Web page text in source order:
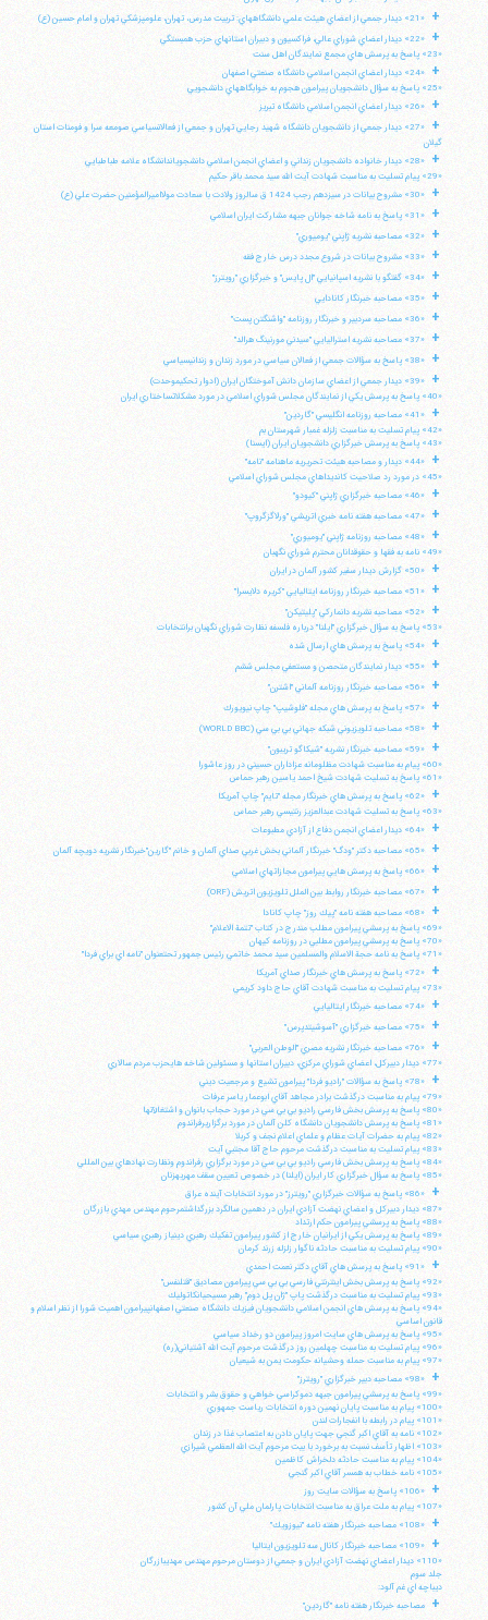
+ «21» ديدار جمعي از اعضاي هيئت علمي دانشگاههاي: تربيت مدرس، تهران، علومپزشكي تهران و امام حسين (ع)
+
«22» ديدار اعضاي شوراي عالي، فراكسيون و دبيران استانهاي حزب همبستگي
«23» پاسخ به پرسش هاي مجمع نمايندگان اهل سنت
+
«24» ديدار اعضاي انجمن اسلامي دانشگاه صنعتي اصفهان
«25» پاسخ به سؤال دانشجويان پيرامون هجوم به خوابگاههاي دانشجويي
+ «26» ديدار اعضاي انجمن اسلامي دانشگاه تبريز
+
«27» ديدار جمعي از دانشجويان دانشگاه شهيد رجايي تهران و جمعي از فعالانسياسي صومعه سرا و فومنات استان
گيلان
+
«28» ديدار خانواده دانشجويان زنداني و اعضاي انجمن اسلامي دانشجوياندانشگاه علامه طباطبايي
«29» پيام تسليت به مناسبت شهادت آيت الله سيد محمد باقر حكيم
+ «30» مشروح بيانات در سيزدهم رجب 1424 ق سالروز ولادت با سعادت مولااميرالمؤمنين حضرت علي (ع)
+ «31» پاسخ به نامه شاخه جوانان جبهه مشاركت ايران اسلامي
+ «32» مصاحبه نشريه ژاپني "يوميوري"
+ «33» مشروح بيانات در شروع مجدد درس خارج فقه
+ «34» گفتگو با نشريه اسپانيايي "ال پايس" و خبرگزاري "رويترز"
+ «35» مصاحبه خبرنگار كانادايي
+ «36» مصاحبه سردبير و خبرنگار روزنامه "واشنگتن پست"
+ «37» مصاحبه نشريه استراليايي "سيدني مورنينگ هرالد"
+ «38» پاسخ به سؤالات جمعي از فعالان سياسي در مورد زندان و زندانيسياسي
+
«39» ديدار جمعي از اعضاي سازمان دانش آموختگان ايران (ادوار تحكيموحدت)
«40» پاسخ به پرسش يكي از نمايندگان مجلس شوراي اسلامي در مورد مشكلاتساختاري ايران
+
«41» مصاحبه روزنامه انگليسي "گاردين"
«42» پيام تسليت به مناسبت زلزله غمبار شهرستان بم
«43» پاسخ به پرسش خبرگزاري دانشجويان ايران (ايسنا)
+
«44» ديدار و مصاحبه هيئت تحريريه ماهنامه "نامه"
«45» در مورد رد صلاحيت كانديداهاي مجلس شوراي اسلامي
+ «46» مصاحبه خبرگزاري ژاپني "كيودو"
+ «47» مصاحبه هفته نامه خبري اتريشي "ورلاگزگروپ"
+
«48» مصاحبه روزنامه ژاپني "يوميوري"
«49» نامه به فقها و حقوقدانان محترم شوراي نگهبان
+ «50» گزارش ديدار سفير كشور آلمان در ايران
+ «51» مصاحبه خبرنگار روزنامه ايتاليايي "كريره دلايسرا"
+
«52» مصاحبه نشريه دانماركي "پليتيكن"
«53» پاسخ به سؤال خبرگزاري "ايلنا" درباره فلسفه نظارت شوراي نگهبان برانتخابات
+ «54» پاسخ به پرسش هاي ارسال شده
+ «55» ديدار نمايندگان متحصن و مستعفي مجلس ششم
+ «56» مصاحبه خبرنگار روزنامه آلماني "اشترن"
+ «57» پاسخ به پرسش هاي مجله "فلوشيپ" چاپ نيويورك
+ «58» مصاحبه تلويزيوني شبكه جهاني بي بي سي (WORLD BBC)
+
«59» مصاحبه خبرنگار نشريه "شيكاگو تريبون"
«60» پيام به مناسبت شهادت مظلومانه عزاداران حسيني در روز عاشورا
«61» پاسخ به تسليت شهادت شيخ احمد ياسين رهبر حماس
+
«62» پاسخ به پرسش هاي خبرنگار مجله "تايم" چاپ آمريكا
«63» پاسخ به تسليت شهادت عبدالعزيز رنتيسي رهبر حماس
+ «64» ديدار اعضاي انجمن دفاع از آزادي مطبوعات
+ «65» مصاحبه دكتر "ودگ" خبرنگار آلماني بخش غربي صداي آلمان و خانم "گارين"خبرنگار نشريه دويچه آلمان
+ «66» پاسخ به پرسش هايي پيرامون مجازاتهاي اسلامي
+ «67» مصاحبه خبرنگار روابط بين الملل تلويزيون اتريش (ORF)
+
«68» مصاحبه هفته نامه "پيك روز" چاپ كانادا
«69» پاسخ به پرسشي پيرامون مطلب مندرج در كتاب "تتمة الاعلام"
«70» پاسخ به پرسشي پيرامون مطلبي در روزنامه كيهان
«71» پاسخ به نامه حجة الاسلام والمسلمين سيد محمد خاتمي رئيس جمهور تحتعنوان "نامه اي براي فردا"
+
«72» پاسخ به پرسش هاي خبرنگار صداي آمريكا
«73» پيام تسليت به مناسبت شهادت آقاي حاج داود كريمي
+ «74» مصاحبه خبرنگار ايتاليايي
+ «75» مصاحبه خبرگزاري "آسوشيتدپرس"
+
«76» مصاحبه خبرنگار نشريه مصري "الوطن العربي"
«77» ديدار دبيركل، اعضاي شوراي مركزي، دبيران استانها و مسئولين شاخه هايحزب مردم سالاري
+
«78» پاسخ به سؤالات "راديو فردا" پيرامون تشيع و مرجعيت ديني
«79» پيام به مناسبت درگذشت برادر مجاهد آقاي ابوعمار ياسر عرفات
«80» پاسخ به پرسش بخش فارسي راديو بي بي سي در مورد حجاب بانوان و اشتغالآنها
«81» پاسخ به پرسش دانشجويان دانشگاه كلن آلمان در مورد برگزاريرفراندوم
«82» پيام به حضرات آيات عظام و علماي اعلام نجف و كربلا
«83» پيام تسليت به مناسبت درگذشت مرحوم حاج آقا مجتبي آيت
«84» پاسخ به پرسش بخش فارسي راديو بي بي سي در مورد برگزاري رفراندوم ونظارت نهادهاي بين المللي
«85» پاسخ به سؤال خبرگزاري كار ايران (ايلنا) در خصوص تعيين سقف مهريهزنان
+
«86» پاسخ به سؤالات خبرگزاري "رويترز" در مورد انتخابات آينده عراق
«87» ديدار دبيركل و اعضاي نهضت آزادي ايران در دهمين سالگرد بزرگداشتمرحوم مهندس مهدي بازرگان
«88» پاسخ به پرسشي پيرامون حكم ارتداد
«89» پاسخ به پرسش يكي از ايرانيان خارج از كشور پيرامون تفكيك رهبري دينياز رهبري سياسي
«90» پيام تسليت به مناسبت حادثه ناگوار زلزله زرند كرمان
+
«91» پاسخ به پرسش هاي آقاي دكتر نعمت احمدي
«92» پاسخ به پرسش بخش اينترنتي فارسي بي بي سي پيرامون مصاديق "قتلنفس"
«93» پيام تسليت به مناسبت درگذشت پاپ "ژان پل دوم" رهبر مسيحيانكاتوليك
«94» پاسخ به پرسش هاي انجمن اسلامي دانشجويان فيزيك دانشگاه صنعتي اصفهانپيرامون اهميت شورا از نظر اسلام و
قانون اساسي
«95» پاسخ به پرسش هاي سايت امروز پيرامون دو رخداد سياسي
«96» پيام تسليت به مناسبت چهلمين روز درگذشت مرحوم آيت الله آشتياني(ره)
«97» پيام به مناسبت حمله وحشيانه حكومت يمن به شيعيان
+
«98» مصاحبه دبير خبرگزاري "رويترز"
«99» پاسخ به پرسشي پيرامون جبهه دموكراسي خواهي و حقوق بشر و انتخابات
«100» پيام به مناسبت پايان نهمين دوره انتخابات رياست جمهوري
«101» پيام در رابطه با انفجارات لندن
«102» نامه به آقاي اكبر گنجي جهت پايان دادن به اعتصاب غذا در زندان
«103» اظهار تأسف نسبت به برخورد با بيت مرحوم آيت الله العظمي شيرازي
«104» پيام به مناسبت حادثه دلخراش كاظمين
«105» نامه خطاب به همسر آقاي اكبر گنجي
+
«106» پاسخ به سؤالات سايت روز
«107» پيام به ملت عراق به مناسبت انتخابات پارلمان ملي آن كشور
+ «108» مصاحبه خبرنگار هفته نامه "نيوزويك"
+
«109» مصاحبه خبرنگار كانال سه تلويزيون ايتاليا
«110» ديدار اعضاي نهضت آزادي ايران و جمعي از دوستان مرحوم مهندس مهديبازرگان
جلد سوم
ديباچه اي غم آلود:
+ مصاحبه خبرنگار هفته نامه "گاردين"
وب سایت رسمی آیت‌الله منتظری
ایران،قم،میدان مصلّی، بلوار شهید محمّد منتظری، كوچه
تلفن 37740011-25-98+ تا 14
فکس37740015-25-98+